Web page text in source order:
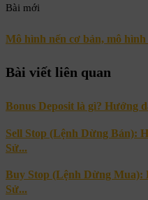
Bài mới
Mô hình nến cơ bản, mô
Bài viết liên quan
Bonus Deposit là gì? Hướng
Sell Stop (Lệnh Dừng Bán):
Sử...
Buy Stop (Lệnh Dừng Mua):
Sử...